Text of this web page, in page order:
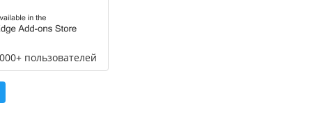
пользователей